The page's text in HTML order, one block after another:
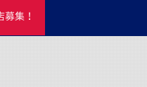
募集！
> 東京都